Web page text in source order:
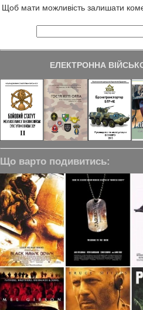
Щоб мати можливість залишати
ЕЛЕКТРОННА
Що варто подивитись: